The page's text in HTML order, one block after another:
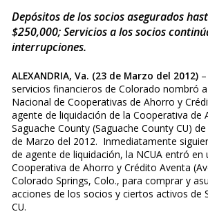
Depósitos de los socios asegurados
$250,000; Servicios a los socios
interrupciones.
ALEXANDRIA, Va. (23 de Marzo del 2012)–
servicios financieros de Colorado nombró
Nacional de Cooperativas de Ahorro y
agente de liquidación de la Cooperativa de
Saguache County (Saguache County CU)
de Marzo del 2012. Inmediatamente
de agente de liquidación, la NCUA entró en
Cooperativa de Ahorro y Crédito Aventa
Colorado Springs, Colo., para comprar y
acciones de los socios y ciertos activos de
CU.